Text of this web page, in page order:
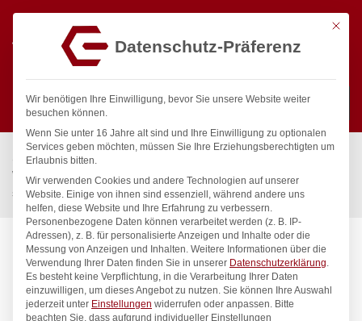
Suchen
Start / Gastronomiebedarf & Gastro Geräte für Profis
Wassertechnik
Wellnes
spa Kneipp’sche Garnitur 3/4″ Ø 27mm 3/4″ ÜM
Mit
Datenschutz-Präferenz
Wir benötigen Ihre Einwilligung, bevor Sie unsere Website weiter
besuchen können.
Wenn Sie unter 16 Jahre alt sind und Ihre Einwilligung zu optionalen
Services geben möchten, müssen Sie Ihre Erziehungsberechtigten um
Erlaubnis bitten.
Wir verwenden Cookies und andere Technologien auf unserer
Website. Einige von ihnen sind essenziell, während andere uns
helfen, diese Website und Ihre Erfahrung zu verbessern.
Personenbezogene Daten können verarbeitet werden (z. B. IP-
Adressen), z. B. für personalisierte Anzeigen und Inhalte oder die
Messung von Anzeigen und Inhalten. Weitere Informationen über die
Verwendung Ihrer Daten finden Sie in unserer Datenschutzerklärung.
Es besteht keine Verpflichtung, in die Verarbeitung Ihrer Daten
einzuwilligen, um dieses Angebot zu nutzen. Sie können Ihre Auswahl
jederzeit unter Einstellungen widerrufen oder anpassen. Bitte
beachten Sie, dass aufgrund individueller Einstellungen